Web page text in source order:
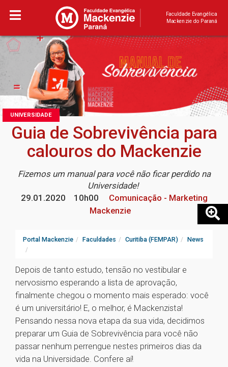
Faculdade Evangélica
Mackenzie do Paraná
UNIVERSIDADE
Guia de Sobrevivência para
calouros do Mackenzie
Fizemos um manual para você não ficar perdido na
Universidade!
29.01.2020
10h00
Comunicação - Marketing
Mackenzie
Portal Mackenzie Faculdades Curitiba (FEMPAR) News
Depois de tanto estudo, tensão no vestibular e
nervosismo esperando a lista de aprovação,
finalmente chegou o momento mais esperado: você
é um universitário! E, o melhor, é Mackenzista!
Pensando nessa nova etapa da sua vida, decidimos
preparar um Guia de Sobrevivência para você não
passar nenhum perrengue nestes primeiros dias da
vida na Universidade. Confere aí!